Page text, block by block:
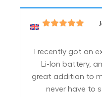
I recently got an
Li-Ion battery,
great addition to
never have to